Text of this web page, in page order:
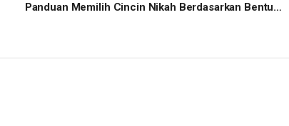
Panduan Memilih Cincin Nikah Berdasarkan Bentuk Jari dan Kepribadian